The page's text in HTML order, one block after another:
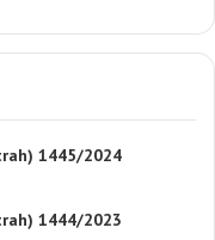
1445/2024
1444/2023